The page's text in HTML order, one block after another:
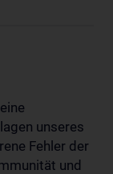
unseres
Fehler der
und